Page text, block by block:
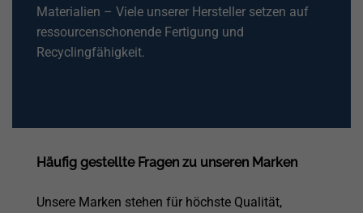
Materialien – Viele unserer Hersteller setzen auf
ressourcenschonende Fertigung und
Recyclingfähigkeit.
Häufig gestellte Fragen zu unseren Marken
Unsere Marken stehen für höchste Qualität,